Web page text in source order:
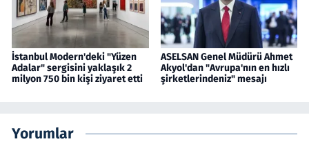
İstanbul Modern'deki "Yüzen
Adalar" sergisini yaklaşık 2
milyon 750 bin kişi ziyaret etti
ASELSAN Genel Müdürü Ahmet
Akyol'dan "Avrupa'nın en hızlı
şirketlerindeniz" mesajı
Yorumlar